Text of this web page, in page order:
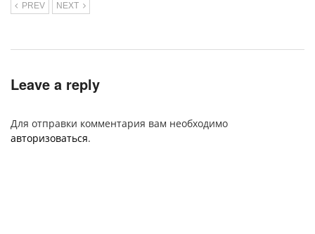
PREV NEXT
Leave a reply
Для отправки комментария вам необходимо
авторизоваться.